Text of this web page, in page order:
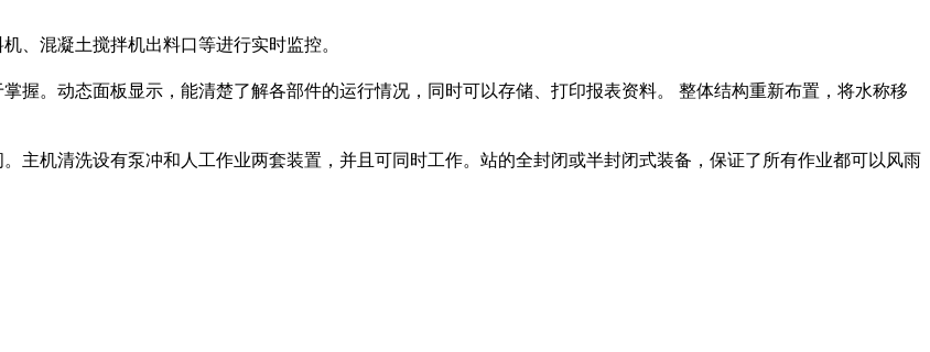
、混凝土搅拌机出料口等进行实时监控。
握。动态面板显示，能清楚了解各部件的运行情况，同时可以存储、打印报表资料。 整体结构重新布置，将水称移
主机清洗设有泵冲和人工作业两套装置，并且可同时工作。站的全封闭或半封闭式装备，保证了所有作业都可以风雨